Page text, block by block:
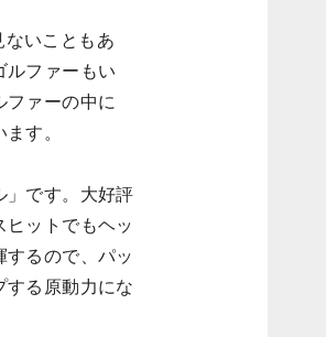
いこともあ
ルファーもい
ファーの中に
す。
」です。大好評
ットでもヘッ
るので、パッ
る原動力にな